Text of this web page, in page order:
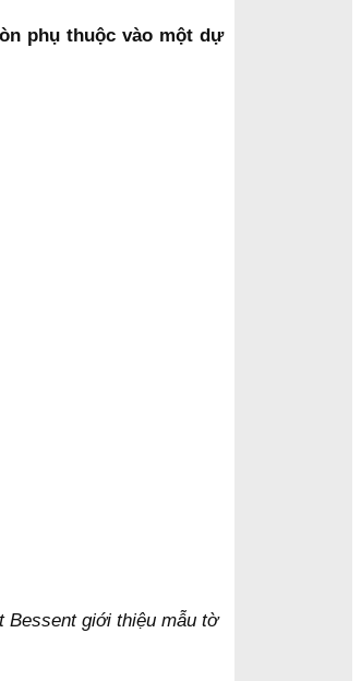
phụ thuộc vào một dự
giới thiệu mẫu tờ